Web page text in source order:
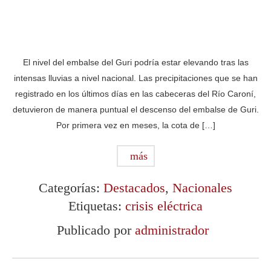
El nivel del embalse del Guri podría estar elevando tras las
intensas lluvias a nivel nacional. Las precipitaciones que se han
registrado en los últimos días en las cabeceras del Río Caroní,
detuvieron de manera puntual el descenso del embalse de Guri.
Por primera vez en meses, la cota de […]
más
Categorías: Destacados, Nacionales
Etiquetas: crisis eléctrica
Publicado por administrador